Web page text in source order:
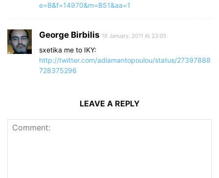
e=B&f=14970&m=B51&aa=1
George Birbilis 19 January, 2011 At 23:05
sxetika me to IKY:
http://twitter.com/adiamantopoulou/status/27397888
728375296
LEAVE A REPLY